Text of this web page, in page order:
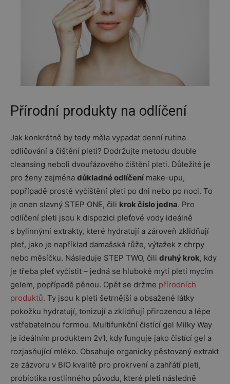
Přírodní produkty na odlíčení
Jak konkrétně by tedy měla vypadat denní rutina
odličování a čištění pleti? Dodržujte metodu double
cleansing neboli dvoufázového čištění pleti. Důležité je
pro ženy zejména důkladné odlíčení make-upu,
popřípadě prostě vyčištění pleti po dni nebo po noci. To
je onen slavný STEP ONE, čili krok číslo jedna. Pro
odlíčení pleti jsou k dispozici pleťové vody ideálně
s bylinnými extrakty, které hydratují a zároveň zklidňují
pleť, jako je například damašská růže, výtažek z chrpy
nebo měsíčku. Následuje STEP TWO, čili druhý krok, kdy
je třeba pleť vyčistit – jedná se hluboké mytí pleti mycím
gelem, popřípadě pěnou. Opět se držme přírodních
produktů. Ty jsou k pleti šetrnější a obsažené látky
pokožku hydratují, tonizují a zklidňují přirozenou a lépe
vstřebatelnou formou. Multifunkční čistící gel Milky Way
je ideálním produktem 2v1, kdy funguje jako čistící gel a
rozjasňující mléko. Obsahuje organicky pěstovaný extrakt
ze zázvoru v BIO kvalitě pro prokrvení a zahřátí pleti,
probiotika rostlinného původu, které pleti následně